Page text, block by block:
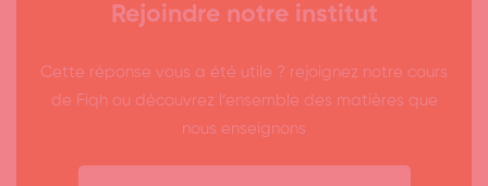
Rejoindre notre institut
Cette réponse vous a été utile ? rejoignez notre cours
de Fiqh ou découvrez l’ensemble des matières que
nous enseignons